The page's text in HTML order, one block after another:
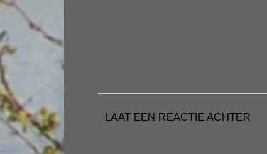
LAAT EEN REACTIE ACHTER